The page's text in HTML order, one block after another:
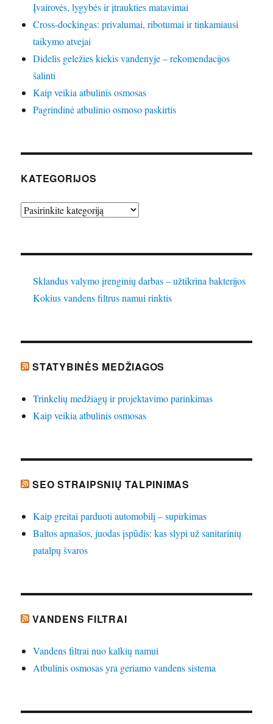
Įvairovės, lygybės ir įtraukties matavimai
Cross-dockingas: privalumai, ribotumai ir tinkamiausi
taikymo atvejai
Didelis geležies kiekis vandenyje – rekomendacijos
šalinti
Kaip veikia atbulinis osmosas
Pagrindinė atbulinio osmoso paskirtis
KATEGORIJOS
Kategorijos
Sklandus valymo įrenginių darbas – užtikrina bakterijos
Kokius vandens filtrus namui rinktis
STATYBINĖS MEDŽIAGOS
Trinkelių medžiagų ir projektavimo parinkimas
Kaip veikia atbulinis osmosas
SEO STRAIPSNIŲ TALPINIMAS
Kaip greitai parduoti automobilį – supirkimas
Baltos apnašos, juodas įspūdis: kas slypi už sanitarinių
patalpų švaros
VANDENS FILTRAI
Vandens filtrai nuo kalkių namui
Atbulinis osmosas yra geriamo vandens sistema